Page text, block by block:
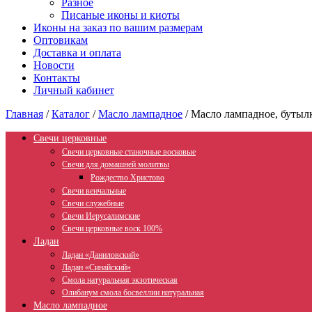
Разное
Писаные иконы и киоты
Иконы на заказ по вашим размерам
Оптовикам
Доставка и оплата
Новости
Контакты
Личный кабинет
Главная /Каталог /Масло лампадное /Масло лампадное,
Свечи церковные
Свечи церковные станочные восковые
Свечи для домашней молитвы
Рождество Христово
Свечи венчальные
Свечи служебные
Свечи Иерусалимские
Свечи церковные воск 100%
Ладан
Ладан «Даниловский»
Ладан «Синайский»
Смола натуральная экзотическая
Олибанум смола босвеллии натуральная
Масло лампадное